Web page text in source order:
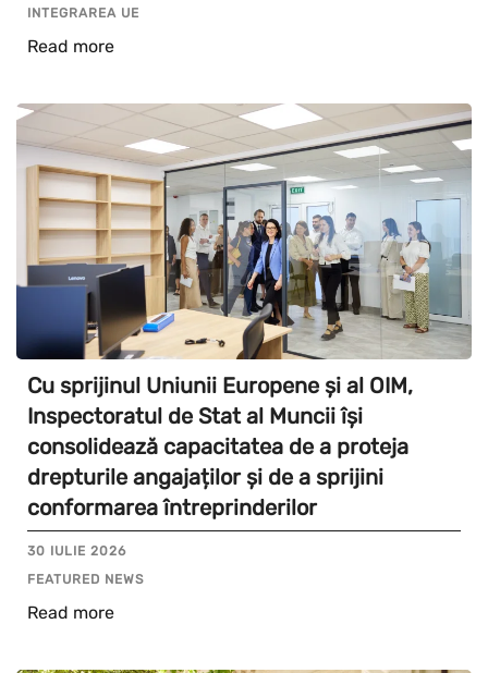
INTEGRAREA UE
Read more
Cu sprijinul Uniunii Europene și al OIM,
Inspectoratul de Stat al Muncii își
consolidează capacitatea de a proteja
drepturile angajaților și de a sprijini
conformarea întreprinderilor
30 IULIE 2026
FEATURED NEWS
Read more